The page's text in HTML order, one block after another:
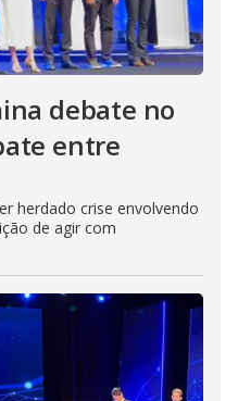
debate no
entre
herdado crise envolvendo
de agir com